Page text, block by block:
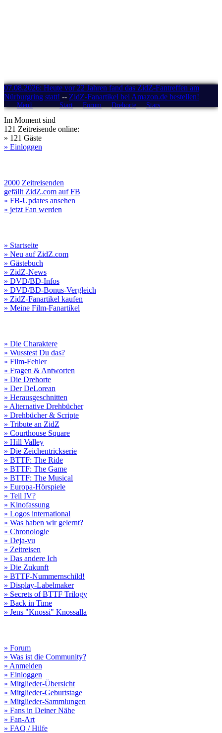
07.08.2026: Heute vor 22 Jahren fand das ZidZ-Fantreffen am
Nürburgring statt! -- ZidZ-Fanartikel bei Amazon.de bestellen!
Menü Start Forum Drehorte Stars
Im Moment sind
121 Zeitreisende online:
» 121 Gäste
» Einloggen
2000 Zeitreisenden
gefällt ZidZ.com auf FB
» FB-Updates ansehen
» jetzt Fan werden
» Startseite
» Neu auf ZidZ.com
» Gästebuch
» ZidZ-News
» DVD/BD-Infos
» DVD/BD-Bonus-Vergleich
» ZidZ-Fanartikel kaufen
» Meine Film-Fanartikel
» Die Charaktere
» Wusstest Du das?
» Film-Fehler
» Fragen & Antworten
» Die Drehorte
» Der DeLorean
» Herausgeschnitten
» Alternative Drehbücher
» Drehbücher & Scripte
» Tribute an ZidZ
» Courthouse Square
» Hill Valley
» Die Zeichentrickserie
» BTTF: The Ride
» BTTF: The Game
» BTTF: The Musical
» Europa-Hörspiele
» Teil IV?
» Kinofassung
» Logos international
» Was haben wir gelernt?
» Chronologie
» Deja-vu
» Zeitreisen
» Das andere Ich
» Die Zukunft
» BTTF-Nummernschild!
» Display-Labelmaker
» Secrets of BTTF Trilogy
» Back in Time
» Jens "Knossi" Knossalla
» Forum
» Was ist die Community?
» Anmelden
» Einloggen
» Mitglieder-Übersicht
» Mitglieder-Geburtstage
» Mitglieder-Sammlungen
» Fans in Deiner Nähe
» Fan-Art
» FAQ / Hilfe